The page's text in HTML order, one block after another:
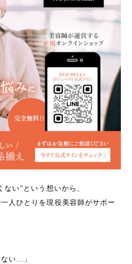
い”という想いから、
人ひとりを現役美容師がサポー
い...」